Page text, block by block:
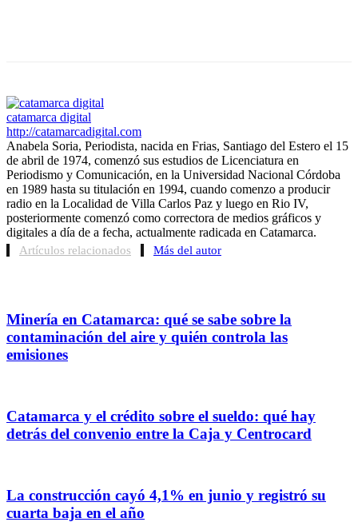
catamarca digital
http://catamarcadigital.com
Anabela Soria, Periodista, nacida en Frias, Santiago del Estero el 15
de abril de 1974, comenzó sus estudios de Licenciatura en
Periodismo y Comunicación, en la Universidad Nacional Córdoba
en 1989 hasta su titulación en 1994, cuando comenzo a producir
radio en la Localidad de Villa Carlos Paz y luego en Rio IV,
posteriormente comenzó como correctora de medios gráficos y
digitales a día de a fecha, actualmente radicada en Catamarca.
Artículos relacionados Más del autor
Minería en Catamarca: qué se sabe sobre la
contaminación del aire y quién controla las
emisiones
Catamarca y el crédito sobre el sueldo: qué hay
detrás del convenio entre la Caja y Centrocard
La construcción cayó 4,1% en junio y registró su
cuarta baja en el año